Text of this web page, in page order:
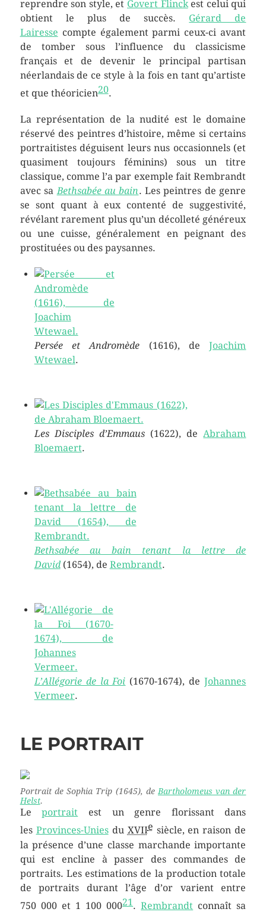
reprendre son style, et Govert Flinckest celui qui
obtient le plus de succès. Gérard de
Lairesse compte également parmi ceux-ci avant
de tomber sous l’influence du classicisme
français et de devenir le principal partisan
néerlandais de ce style à la fois en tant qu’artiste
et que théoricien20.
La représentation de la nudité est le domaine
réservé des peintres d’histoire, même si certains
portraitistes déguisent leurs nus occasionnels (et
quasiment toujours féminins) sous un titre
classique, comme l’a par exemple fait Rembrandt
avec saBethsabée au bain. Les peintres de genre
se sont quant à eux contenté de suggestivité,
révélant rarement plus qu’un décolleté généreux
ou une cuisse, généralement en peignant des
prostituées ou des paysannes.
Persée et Andromède (1616), deJoachim
Wtewael.
Les Disciples d’Emmaus(1622), deAbraham
Bloemaert.
Bethsabée au bain tenant la lettre de
David(1654), de Rembrandt.
L’Allégorie de la Foi (1670-1674), deJohannes
Vermeer.
LE PORTRAIT
Portrait de Sophia Trip (1645), de Bartholomeus van der
Helst.
Leportrait est un genre florissant dans
les Provinces-Uniesdu XVIIe siècle, en raison de
la présence d’une classe marchande importante
qui est encline à passer des commandes de
portraits. Les estimations de la production totale
de portraits durant l’âge d’or varient entre
750 000 et 1 100 00021 .Rembrandt connaît sa